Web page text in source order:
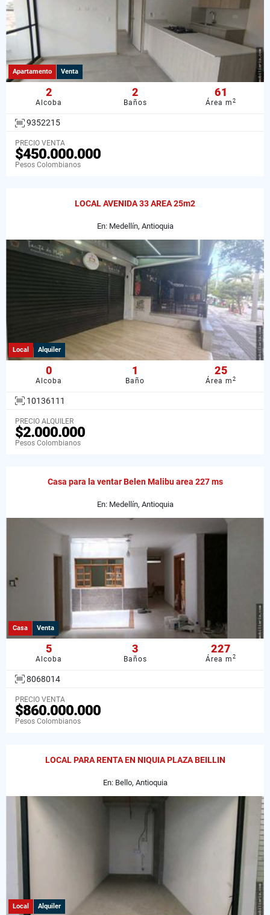
Apartamento Venta
2
Alcoba
2
Baños
61
Área m2
9352215
PRECIO VENTA
$450.000.000
Pesos Colombianos
LOCAL AVENIDA 33 AREA 25m2
En: Medellín, Antioquia
Local Alquiler
0
Alcoba
1
Baño
25
Área m2
10136111
PRECIO ALQUILER
$2.000.000
Pesos Colombianos
Casa para la ventar Belen Malibu area 227 ms
En: Medellín, Antioquia
Casa Venta
5
Alcoba
3
Baños
227
Área m2
8068014
PRECIO VENTA
$860.000.000
Pesos Colombianos
LOCAL PARA RENTA EN NIQUIA PLAZA BEILLIN
En: Bello, Antioquia
Local Alquiler